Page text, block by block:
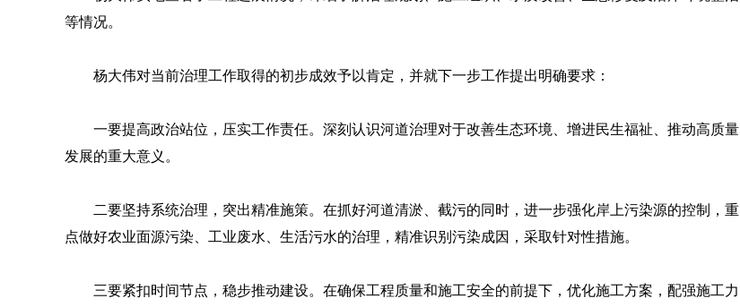
等情况。
杨大伟对当前治理工作取得的初步成效予以肯定，并就下一步工作提出明确要求：
一要提高政治站位，压实工作责任。深刻认识河道治理对于改善生态环境、增进民生福祉、推动高质量
发展的重大意义。
二要坚持系统治理，突出精准施策。在抓好河道清淤、截污的同时，进一步强化岸上污染源的控制，重
点做好农业面源污染、工业废水、生活污水的治理，精准识别污染成因，采取针对性措施。
三要紧扣时间节点，稳步推动建设。在确保工程质量和施工安全的前提下，优化施工方案，配强施工力